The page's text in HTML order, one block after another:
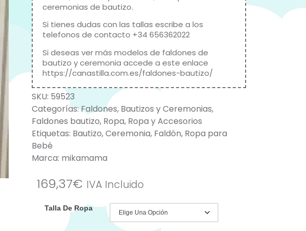
ceremonias de bautizo.
Si tienes dudas con las tallas escribe a los
telefonos de contacto +34 656362022
Si deseas ver más modelos de faldones de
bautizo y ceremonia accede a este enlace
https://canastilla.com.es/faldones-bautizo/
SKU: 59523
Categorías:Faldones, Bautizos y Ceremonias,
Faldones bautizo, Ropa, Ropa y Accesorios
Etiquetas: Bautizo,Ceremonia, Faldón, Ropa para
Bebé
Marca: mikamama
169,37€ IVA Incluido
Talla De Ropa